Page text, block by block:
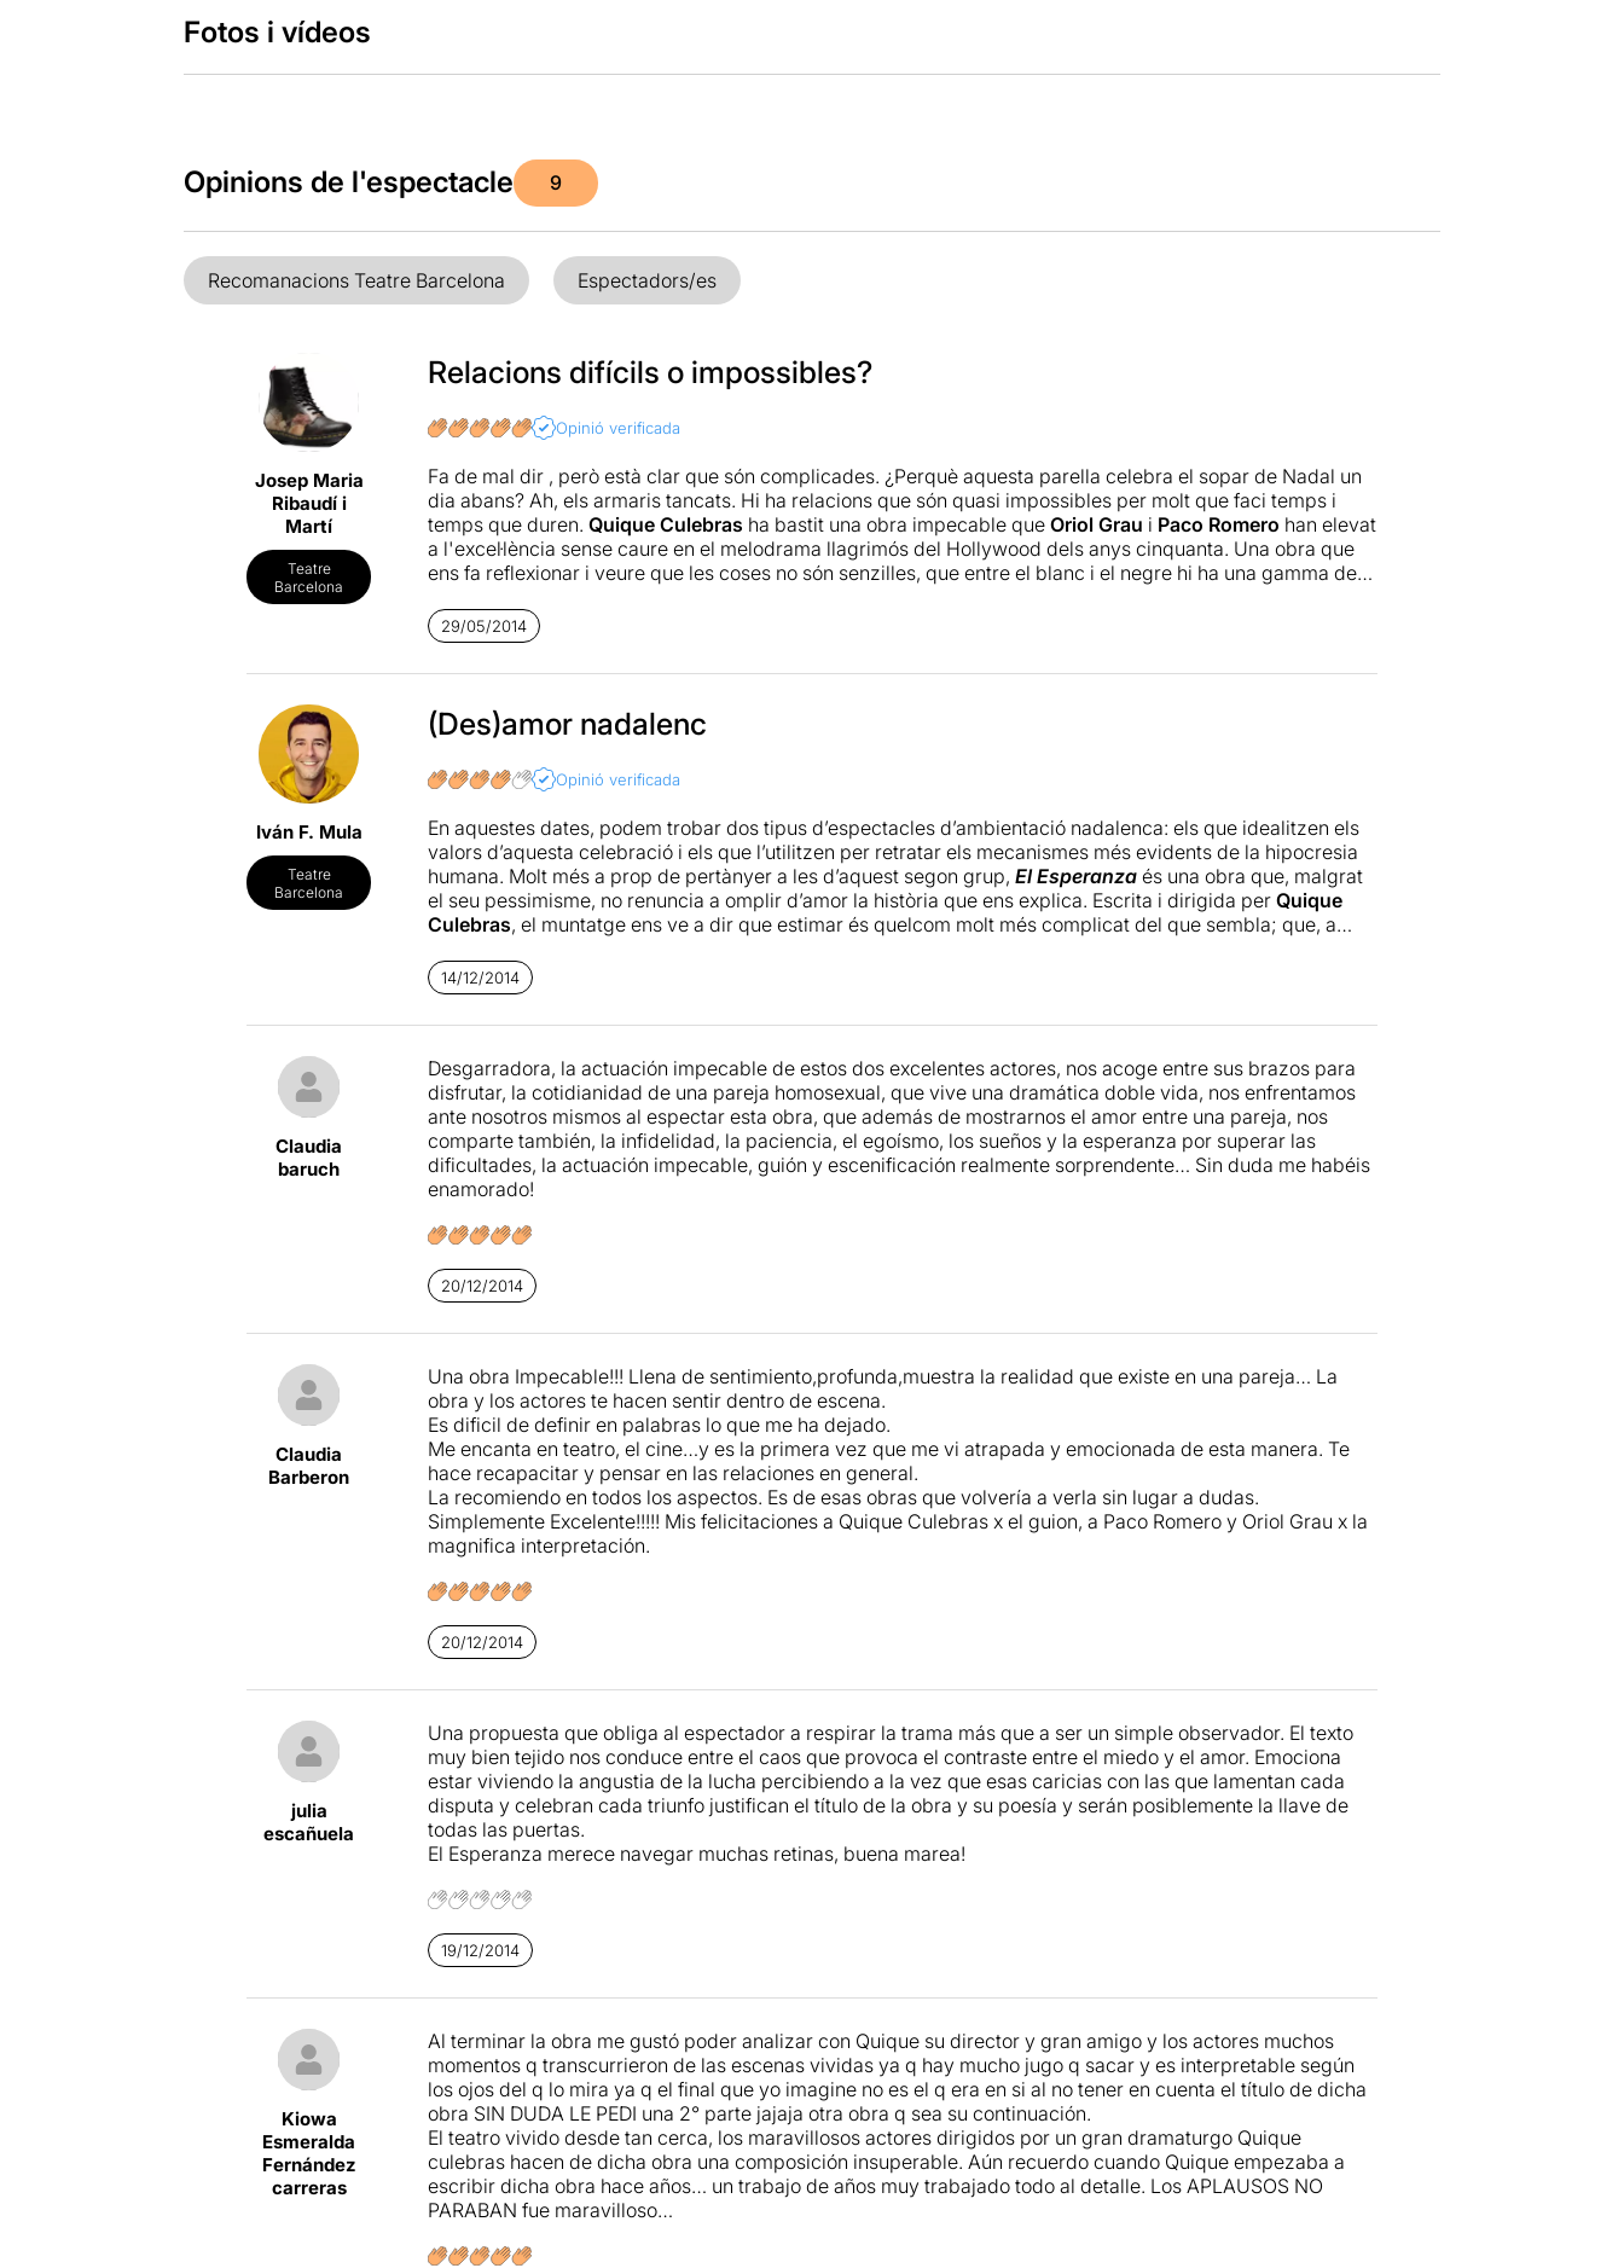
Fotos i vídeos
Opinions de l'espectacle 9
Recomanacions Teatre Barcelona Espectadors/es
Josep Maria
Ribaudí i
Martí
Teatre
Barcelona
Relacions difícils o impossibles?
Opinió verificada
Fa de mal dir , però està clar que són complicades. ¿Perquè aquesta parella celebra el sopar de Nadal un
dia abans? Ah, els armaris tancats. Hi ha relacions que són quasi impossibles per molt que faci temps i
temps que duren. Quique Culebras ha bastit una obra impecable que Oriol Grau i Paco Romero han elevat
a l'excel·lència sense caure en el melodrama llagrimós del Hollywood dels anys cinquanta. Una obra que
ens fa reflexionar i veure que les coses no són senzilles, que entre el blanc i el negre hi ha una gamma de
teatre que ens fa pensar.
Llegir més.
29/05/2014
Iván F. Mula
Teatre
Barcelona
(Des)amor nadalenc
Opinió verificada
En aquestes dates, podem trobar dos tipus d’espectacles d’ambientació nadalenca: els que idealitzen els
valors d’aquesta celebració i els que l’utilitzen per retratar els mecanismes més evidents de la hipocresia
humana. Molt més a prop de pertànyer a les d’aquest segon grup, El Esperanzaés una obra que, malgrat
el seu pessimisme, no renuncia a omplir d’amor la història que ens explica. Escrita i dirigida per Quique
Culebras, el muntatge ens ve a dir que estimar és quelcom molt més complicat del que sembla; que, a
veritat. L’espectacle té com a punts més destacables un text ben estructurat i realista que, tot i certs girs
una mica forçats, funciona molt bé, i un parell d’actors creïbles, propers, naturals i amb una química
espectacular. Els nivells d’intimitat amb els que juguen (fins i tot, fan al públic acompanyar-los al dormitori)
per dotar de matisos el conflicte, fer-lo real i, en definitiva, humanitzar-lo lluny del maniqueisme habitual
dels productes típics d’aquestes festes.
14/12/2014
Claudia
baruch
Desgarradora, la actuación impecable de estos dos excelentes actores, nos acoge entre sus brazos para
disfrutar, la cotidianidad de una pareja homosexual, que vive una dramática doble vida, nos enfrentamos
ante nosotros mismos al espectar esta obra, que además de mostrarnos el amor entre una pareja, nos
comparte también, la infidelidad, la paciencia, el egoísmo, los sueños y la esperanza por superar las
dificultades, la actuación impecable, guión y escenificación realmente sorprendente… Sin duda me habéis
enamorado!
20/12/2014
Claudia
Barberon
Una obra Impecable!!! Llena de sentimiento,profunda,muestra la realidad que existe en una pareja… La
obra y los actores te hacen sentir dentro de escena.
Es dificil de definir en palabras lo que me ha dejado.
Me encanta en teatro, el cine…y es la primera vez que me vi atrapada y emocionada de esta manera. Te
hace recapacitar y pensar en las relaciones en general.
La recomiendo en todos los aspectos. Es de esas obras que volvería a verla sin lugar a dudas.
Simplemente Excelente!!!!! Mis felicitaciones a Quique Culebras x el guion, a Paco Romero y Oriol Grau x la
magnifica interpretación.
20/12/2014
julia
escañuela
Una propuesta que obliga al espectador a respirar la trama más que a ser un simple observador. El texto
muy bien tejido nos conduce entre el caos que provoca el contraste entre el miedo y el amor. Emociona
estar viviendo la angustia de la lucha percibiendo a la vez que esas caricias con las que lamentan cada
disputa y celebran cada triunfo justifican el título de la obra y su poesía y serán posiblemente la llave de
todas las puertas.
El Esperanza merece navegar muchas retinas, buena marea!
19/12/2014
Kiowa
Esmeralda
Fernández
carreras
Al terminar la obra me gustó poder analizar con Quique su director y gran amigo y los actores muchos
momentos q transcurrieron de las escenas vividas ya q hay mucho jugo q sacar y es interpretable según
los ojos del q lo mira ya q el final que yo imagine no es el q era en si al no tener en cuenta el título de dicha
obra SIN DUDA LE PEDI una 2° parte jajaja otra obra q sea su continuación.
El teatro vivido desde tan cerca, los maravillosos actores dirigidos por un gran dramaturgo Quique
culebras hacen de dicha obra una composición insuperable. Aún recuerdo cuando Quique empezaba a
escribir dicha obra hace años… un trabajo de años muy trabajado todo al detalle. Los APLAUSOS NO
PARABAN fue maravilloso…